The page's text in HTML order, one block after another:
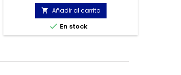
 Añadir al carrito
 En stock